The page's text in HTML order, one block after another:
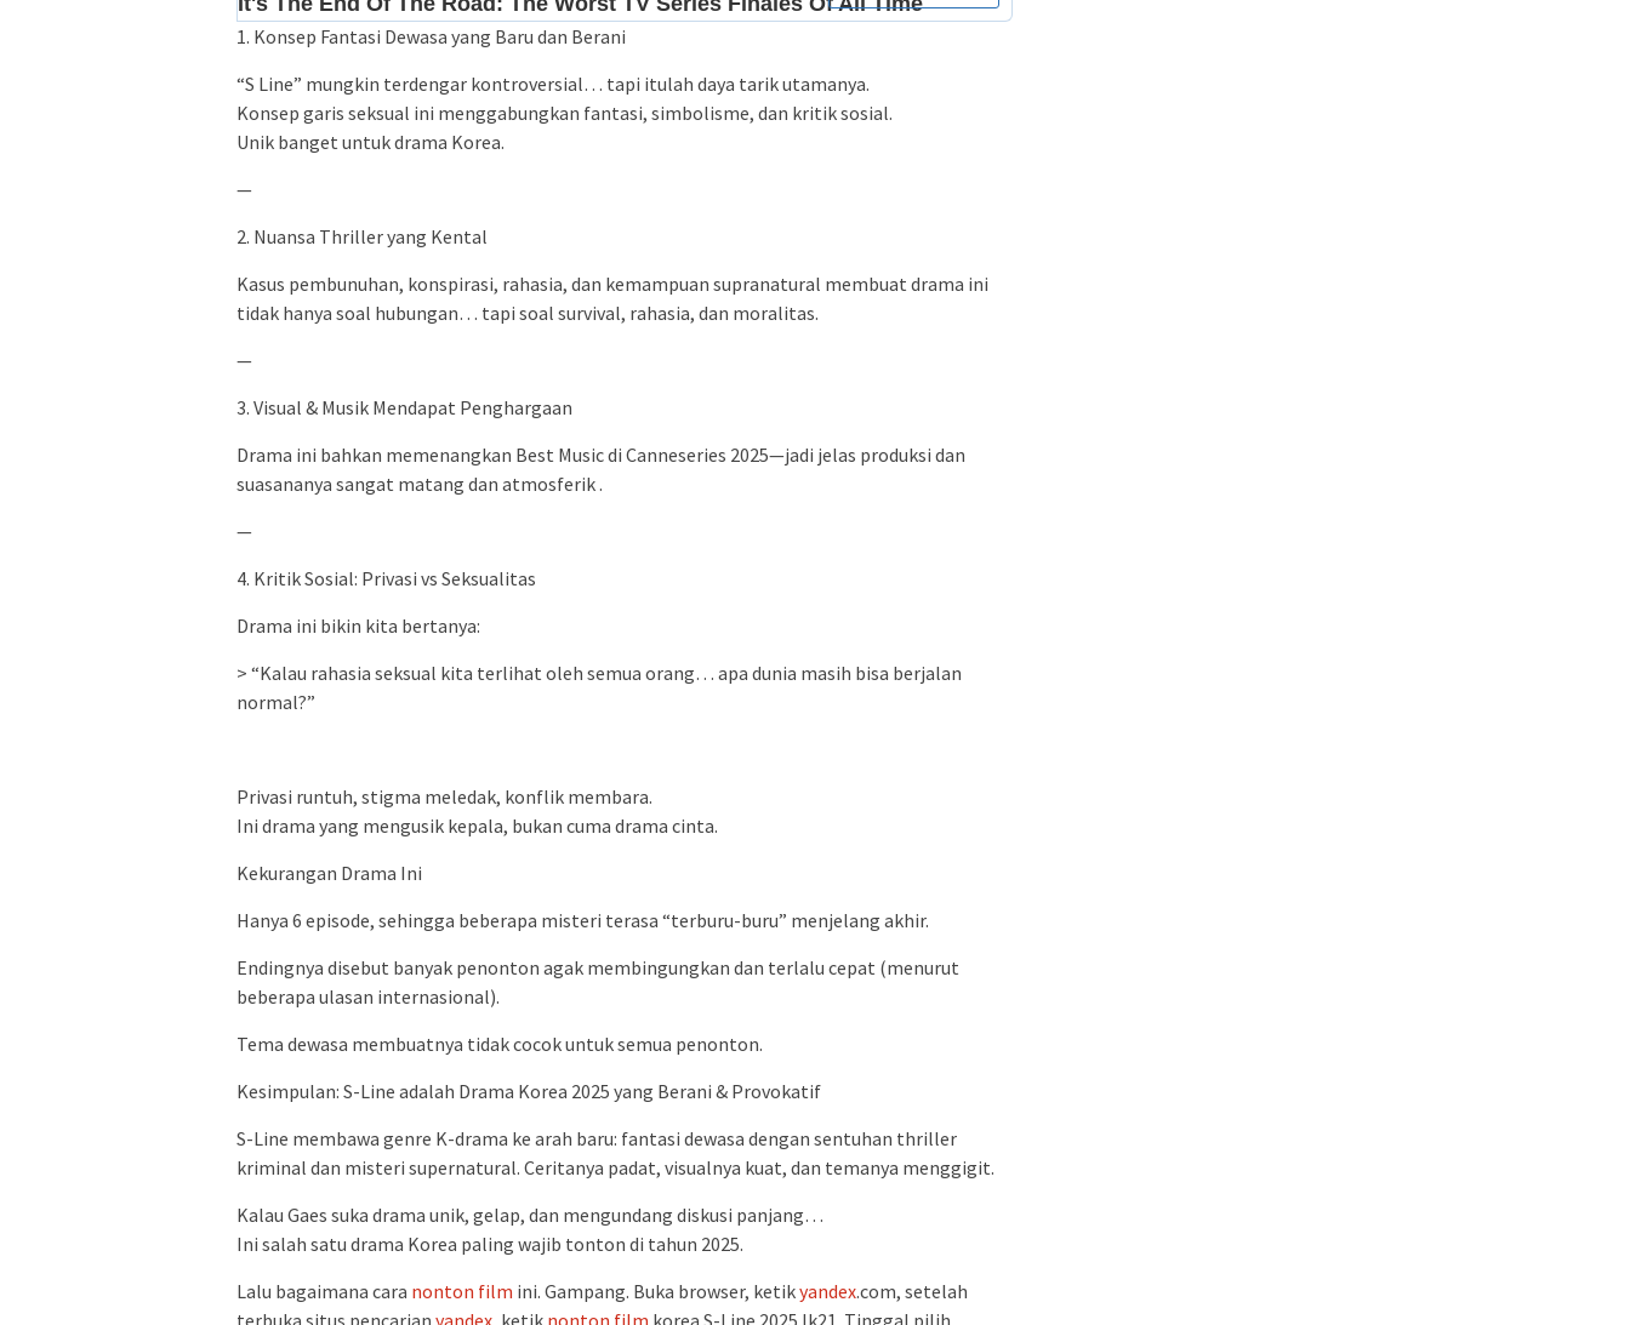
1. Konsep Fantasi Dewasa yang Baru dan Berani
“S Line” mungkin terdengar kontroversial… tapi itulah daya tarik utamanya.
Konsep garis seksual ini menggabungkan fantasi, simbolisme, dan kritik sosial.
Unik banget untuk drama Korea.
—
2. Nuansa Thriller yang Kental
Kasus pembunuhan, konspirasi, rahasia, dan kemampuan supranatural membuat drama ini
tidak hanya soal hubungan… tapi soal survival, rahasia, dan moralitas.
—
3. Visual & Musik Mendapat Penghargaan
Drama ini bahkan memenangkan Best Music di Canneseries 2025—jadi jelas produksi dan
suasananya sangat matang dan atmosferik .
—
4. Kritik Sosial: Privasi vs Seksualitas
Drama ini bikin kita bertanya:
> “Kalau rahasia seksual kita terlihat oleh semua orang… apa dunia masih bisa berjalan
normal?”
Privasi runtuh, stigma meledak, konflik membara.
Ini drama yang mengusik kepala, bukan cuma drama cinta.
Kekurangan Drama Ini
Hanya 6 episode, sehingga beberapa misteri terasa “terburu-buru” menjelang akhir.
Endingnya disebut banyak penonton agak membingungkan dan terlalu cepat (menurut
beberapa ulasan internasional).
Tema dewasa membuatnya tidak cocok untuk semua penonton.
Kesimpulan: S-Line adalah Drama Korea 2025 yang Berani & Provokatif
S-Line membawa genre K-drama ke arah baru: fantasi dewasa dengan sentuhan thriller
kriminal dan misteri supernatural. Ceritanya padat, visualnya kuat, dan temanya menggigit.
Kalau Gaes suka drama unik, gelap, dan mengundang diskusi panjang…
Ini salah satu drama Korea paling wajib tonton di tahun 2025.
Lalu bagaimana cara nonton film ini. Gampang. Buka browser, ketikyandex.com, setelah
terbuka situs pencarian yandex , ketik nonton film korea S-Line 2025 lk21. Tinggal pilih